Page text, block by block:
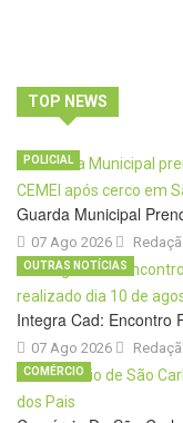
TOP NEWS
Guarda Municipal
07 Ago 2026
POLICIAL
Integra Cad: Encontro
07 Ago 2026
OUTRAS NOTÍCIAS
COMÉRCIO